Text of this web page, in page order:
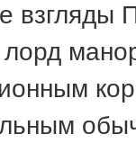
взгляды